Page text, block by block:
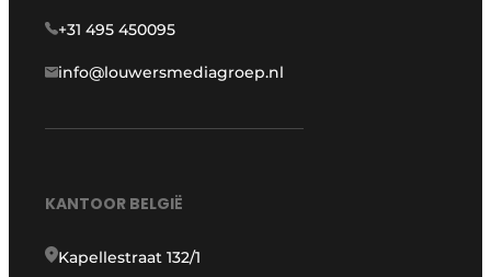
+31 495 450095
info@louwersmediagroep.nl
KANTOOR BELGIË
Kapellestraat 132/1